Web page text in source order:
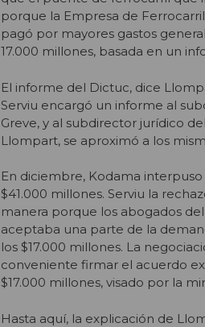
porque la Empresa de
pagó por mayores gastos
17.000 millones, basada en un
El informe del Dictuc, dice
Serviu encargó un informe al
Greve, y al subdirector jurídico
Llompart, se aproximó a los
En diciembre, Kodama
$41.000 millones. Serviu la
manera porque los abogados
aceptaba una parte de la
los $17.000 millones. La
conveniente firmar el acuerdo
$17.000 millones, visado por la
Hasta aquí, la explicación de